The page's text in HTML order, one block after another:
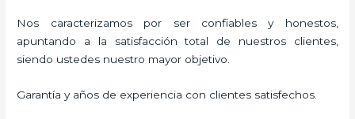
Nos caracterizamos por ser confiables y honestos,
apuntando a la satisfacción total de nuestros clientes,
siendo ustedes nuestro mayor objetivo.
Garantía y años de experiencia con clientes satisfechos.